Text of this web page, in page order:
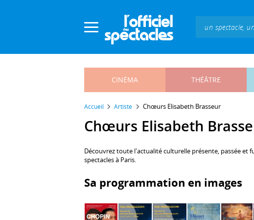
CINÉMA THÉÂTRE
Accueil Artiste Chœurs Elisabeth Brasseur
Chœurs Elisabeth
Découvrez toute l'actualité culturelle présente, passée et
spectacles à Paris.
Sa programmation en images